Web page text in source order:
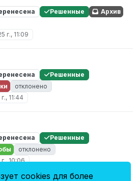
Решенные
Архив
г., 11:09
Решенные
отклонено
11:44
Решенные
отклонено
10:06
cookies для более